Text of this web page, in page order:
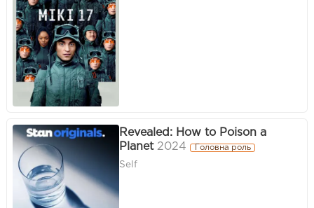
Revealed: How to Poison a
Planet 2024 Головна роль
Self